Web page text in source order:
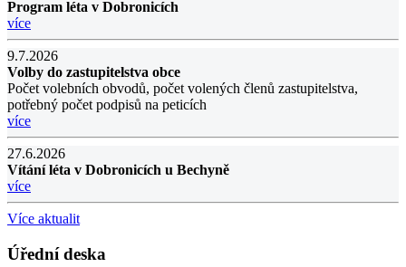
Program léta v Dobronicích
více
9.7.2026
Volby do zastupitelstva obce
Počet volebních obvodů, počet volených členů zastupitelstva,
potřebný počet podpisů na peticích
více
27.6.2026
Vítání léta v Dobronicích u Bechyně
více
Více aktualit
Úřední deska